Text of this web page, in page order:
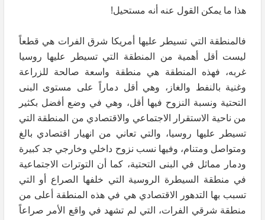
هذا ما يمكن القول عنه أنه مستحيل!
فالمنطقة التي تسيطر عليها أمريكا شرق الفرات هي قطعاً
ليست أقل أهمية من المنطقة التي تسيطر عليها روسيا
غربه، فهذه المنطقة هي منطقة واسعة صالحة للزراعة
وغنية بالنفط والغاز، وهي أقل دماراً على مستوى البنى
التحتية ونسبة النزوح فيها أقل، وهي في وضع أفضل بكثير
من ناحية الاستقرار الاجتماعي والاقتصادي من المنطقة التي
تسيطر عليها روسيا، والتي تعاني من انهيار اقتصادي بالغ
ومتواصل ومتنام، وفيها نسب نزوح داخلي وخارجي جد كبيرة
ودمار مماثل في البنى التحتية، كما أن التوترات الاجتماعية
في منطقة السيطرة الروسية التي خلفها الصراع أو التي
تسبب بها التدهور الاقتصادي هي في هذه المنطقة أعلى من
منطقة شرقي الفرات، التي لم تشهد في واقع الأمر صراعاً